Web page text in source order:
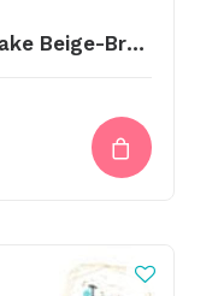
Imi Leer Hangers Leaf Snake Beige-Brown Small